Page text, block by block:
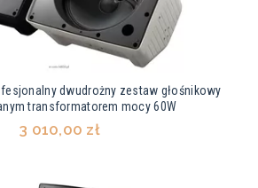
dwudrożny zestaw głośnikowy
transformatorem mocy 60W
3 010,00 zł